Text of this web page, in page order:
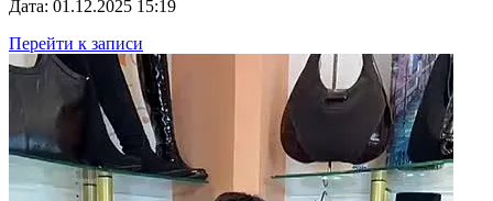
Дата: 01.12.2025 15:19
Перейти к записи